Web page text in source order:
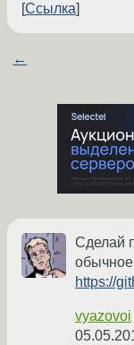
Ссылка
←
Сделай
обычное
https://
vyazovoi